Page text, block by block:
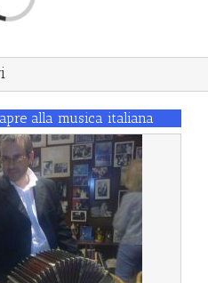
alla musica italiana